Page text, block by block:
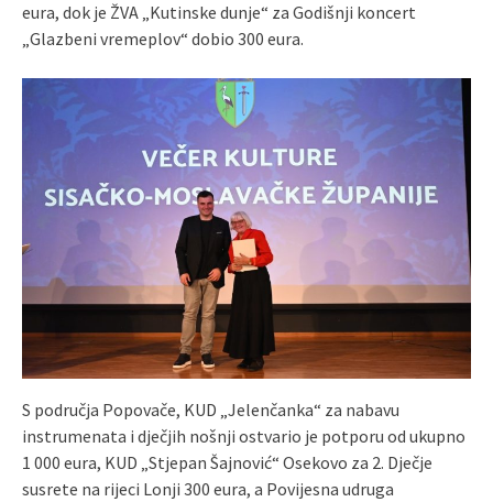
eura, dok je ŽVA „Kutinske dunje“ za Godišnji koncert
„Glazbeni vremeplov“ dobio 300 eura.
S područja Popovače, KUD „Jelenčanka“ za nabavu
instrumenata i dječjih nošnji ostvario je potporu od ukupno
1 000 eura, KUD „Stjepan Šajnović“ Osekovo za 2. Dječje
susrete na rijeci Lonji 300 eura, a Povijesna udruga